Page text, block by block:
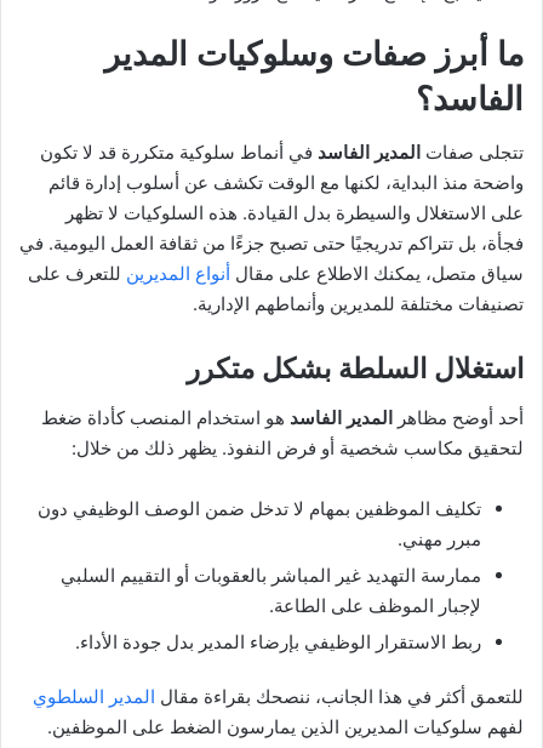
ما أبرز صفات وسلوكيات المدير
الفاسد؟
تتجلى صفات المدير الفاسد في أنماط سلوكية متكررة قد لا تكون
واضحة منذ البداية، لكنها مع الوقت تكشف عن أسلوب إدارة قائم
على الاستغلال والسيطرة بدل القيادة. هذه السلوكيات لا تظهر
فجأة، بل تتراكم تدريجيًا حتى تصبح جزءًا من ثقافة العمل اليومية. في
سياق متصل، يمكنك الاطلاع على مقال أنواع المديرين للتعرف على
تصنيفات مختلفة للمديرين وأنماطهم الإدارية.
استغلال السلطة بشكل متكرر
أحد أوضح مظاهر المدير الفاسد هو استخدام المنصب كأداة ضغط
لتحقيق مكاسب شخصية أو فرض النفوذ. يظهر ذلك من خلال:
تكليف الموظفين بمهام لا تدخل ضمن الوصف الوظيفي دون
مبرر مهني.
ممارسة التهديد غير المباشر بالعقوبات أو التقييم السلبي
لإجبار الموظف على الطاعة.
ربط الاستقرار الوظيفي بإرضاء المدير بدل جودة الأداء.
للتعمق أكثر في هذا الجانب، ننصحك بقراءة مقال المدير السلطوي
لفهم سلوكيات المديرين الذين يمارسون الضغط على الموظفين.